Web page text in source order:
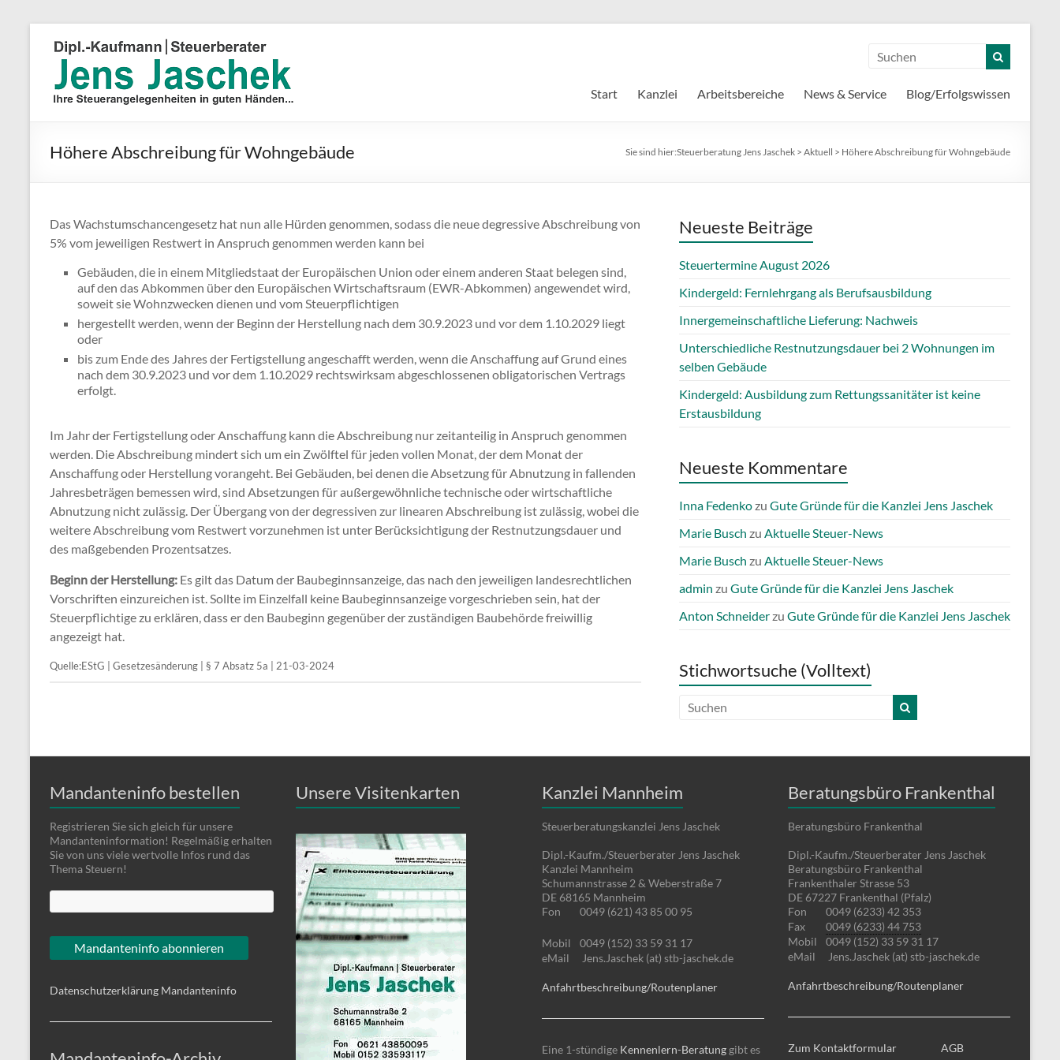
Start Kanzlei Arbeitsbereiche News & Service Blog/Erfolgswissen
Höhere Abschreibung für Wohngebäude Sie sind hier:Steuerberatung Jens Jaschek > Aktuell > Höhere Abschreibung für Wohngebäude
Das Wachstumschancengesetz hat nun alle Hürden genommen, sodass die neue degressive Abschreibung von
5% vom jeweiligen Restwert in Anspruch genommen werden kann bei
Gebäuden, die in einem Mitgliedstaat der Europäischen Union oder einem anderen Staat belegen sind,
auf den das Abkommen über den Europäischen Wirtschaftsraum (EWR-Abkommen) angewendet wird,
soweit sie Wohnzwecken dienen und vom Steuerpflichtigen
hergestellt werden, wenn der Beginn der Herstellung nach dem 30.9.2023 und vor dem 1.10.2029 liegt
oder
bis zum Ende des Jahres der Fertigstellung angeschafft werden, wenn die Anschaffung auf Grund eines
nach dem 30.9.2023 und vor dem 1.10.2029 rechtswirksam abgeschlossenen obligatorischen Vertrags
erfolgt.
Im Jahr der Fertigstellung oder Anschaffung kann die Abschreibung nur zeitanteilig in Anspruch genommen
werden. Die Abschreibung mindert sich um ein Zwölftel für jeden vollen Monat, der dem Monat der
Anschaffung oder Herstellung vorangeht. Bei Gebäuden, bei denen die Absetzung für Abnutzung in fallenden
Jahresbeträgen bemessen wird, sind Absetzungen für außergewöhnliche technische oder wirtschaftliche
Abnutzung nicht zulässig. Der Übergang von der degressiven zur linearen Abschreibung ist zulässig, wobei die
weitere Abschreibung vom Restwert vorzunehmen ist unter Berücksichtigung der Restnutzungsdauer und
des maßgebenden Prozentsatzes.
Beginn der Herstellung: Es gilt das Datum der Baubeginnsanzeige, das nach den jeweiligen landesrechtlichen
Vorschriften einzureichen ist. Sollte im Einzelfall keine Baubeginnsanzeige vorgeschrieben sein, hat der
Steuerpflichtige zu erklären, dass er den Baubeginn gegenüber der zuständigen Baubehörde freiwillig
angezeigt hat.
Quelle:EStG | Gesetzesänderung | § 7 Absatz 5a | 21-03-2024
Neueste Beiträge
Steuertermine August 2026
Kindergeld: Fernlehrgang als Berufsausbildung
Innergemeinschaftliche Lieferung: Nachweis
Unterschiedliche Restnutzungsdauer bei 2 Wohnungen im
selben Gebäude
Kindergeld: Ausbildung zum Rettungssanitäter ist keine
Erstausbildung
Neueste Kommentare
Inna Fedenkozu Gute Gründe für die Kanzlei Jens Jaschek
Marie Busch zu Aktuelle Steuer-News
Marie Busch zu Aktuelle Steuer-News
admin zu Gute Gründe für die Kanzlei Jens Jaschek
Anton Schneiderzu Gute Gründe für die Kanzlei Jens Jaschek
Stichwortsuche (Volltext)
Mandanteninfo bestellen
Registrieren Sie sich gleich für unsere
Mandanteninformation! Regelmäßig erhalten
Sie von uns viele wertvolle Infos rund das
Thema Steuern!
Datenschutzerklärung Mandanteninfo
Unsere Visitenkarten Kanzlei Mannheim
Steuerberatungskanzlei Jens Jaschek
Dipl.-Kaufm./Steuerberater Jens Jaschek
Kanzlei Mannheim
Schumannstrasse 2 & Weberstraße 7
DE 68165 Mannheim
Fon
0049 (621) 43 85 00 95
Mobil
0049 (152) 33 59 31 17
eMail
Jens.Jaschek (at) stb-jaschek.de
Anfahrtbeschreibung/Routenplaner
Eine 1-stündige Kennenlern-Beratung gibt es
Beratungsbüro Frankenthal
Beratungsbüro Frankenthal
Dipl.-Kaufm./Steuerberater Jens Jaschek
Beratungsbüro Frankenthal
Frankenthaler Strasse 53
DE 67227 Frankenthal (Pfalz)
Fon
0049 (6233) 42 353
Fax
0049 (6233) 44 753
Mobil
0049 (152) 33 59 31 17
eMail
Jens.Jaschek (at) stb-jaschek.de
Anfahrtbeschreibung/Routenplaner
Zum Kontaktformular AGB